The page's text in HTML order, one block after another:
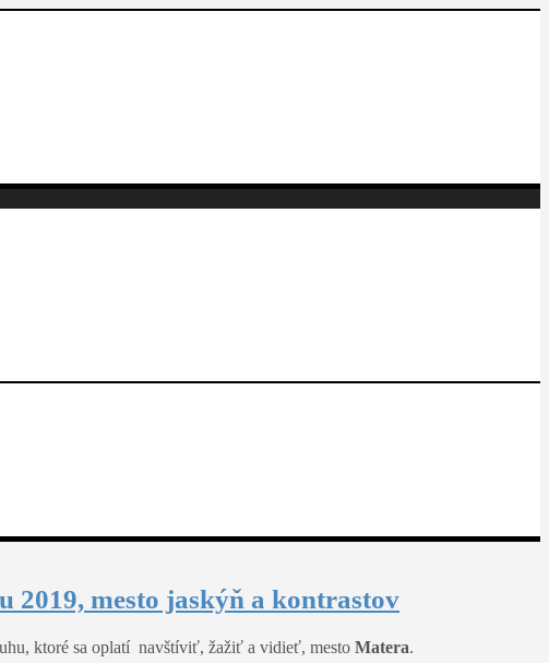
2019, mesto jaskýň a kontrastov
ktoré sa oplatí navštíviť, žažiť a vidieť, mesto Matera.